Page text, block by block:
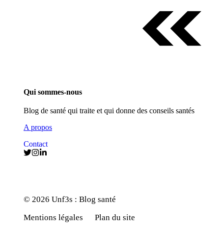
Qui sommes-nous
Blog de santé qui traite et qui donne des conseils santés
A propos
Contact
© 2026 Unf3s : Blog santé
Mentions légales
Plan du site